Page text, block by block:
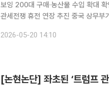
보잉 200대 구매·농산물 수입 확대
관세전쟁 휴전 연장 추진 중국 상무부가 지난주 미·중 정상회담에서 도출한 합의 결과를 공식적으로
임자 명의의 문답 형태 성명을 통해
2026-05-20 14:10
[논현논단] 좌초된 ‘트럼프